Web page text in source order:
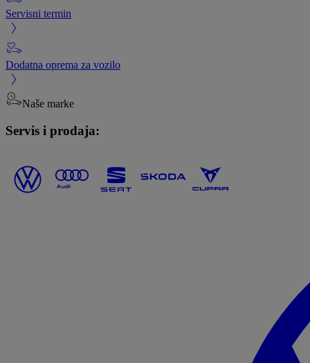
Servisni termin
Dodatna oprema za vozilo
Naše marke
Servis i prodaja: